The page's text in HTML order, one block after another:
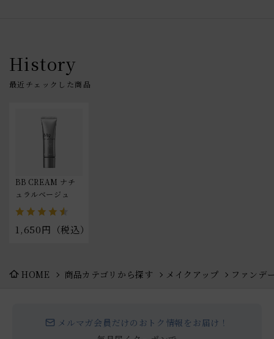
History
BB CREAM ナチ
ュラルベージュ
1,650円（税込）
HOME 商品カテゴリから探す メイクアップ ファンデ
メルマガ会員だけのおトク情報をお届け！